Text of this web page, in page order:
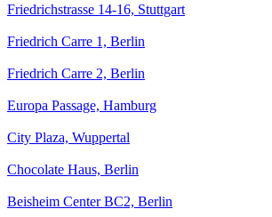
Friedrichstrasse 14-16, Stuttgart
Friedrich Carre 1, Berlin
Friedrich Carre 2, Berlin
Europa Passage, Hamburg
City Plaza, Wuppertal
Chocolate Haus, Berlin
Beisheim Center BC2, Berlin